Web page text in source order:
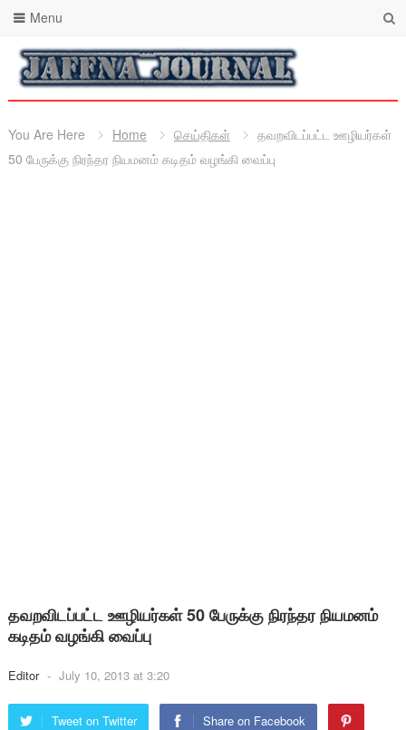
Menu
You Are Here Home செய்திகள்
தவறவிடப்பட்ட ஊழியர்கள்
50 பேருக்கு நிரந்தர நியமனம் கடிதம் வழங்கி வைப்பு
தவறவிடப்பட்ட ஊழியர்கள் 50 பேருக்கு நிரந்தர நியமனம்
கடிதம் வழங்கி வைப்பு
Editor - July 10, 2013 at 3:20
Tweet on Twitter Share on Facebook